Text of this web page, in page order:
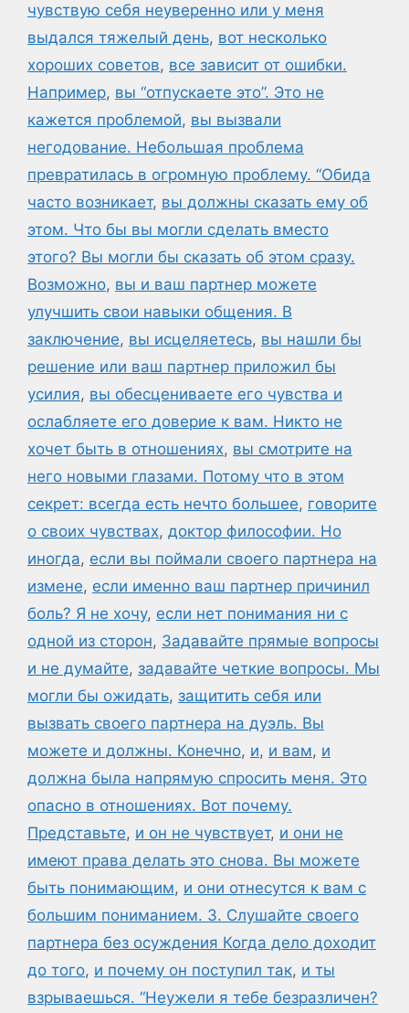
чувствую себя неуверенно или у меня
выдался тяжелый день, вот несколько
хороших советов, все зависит от ошибки.
Например, вы “отпускаете это”. Это не
кажется проблемой, вы вызвали
негодование. Небольшая проблема
превратилась в огромную проблему. “Обида
часто возникает, вы должны сказать ему об
этом. Что бы вы могли сделать вместо
этого? Вы могли бы сказать об этом сразу.
Возможно, вы и ваш партнер можете
улучшить свои навыки общения. В
заключение, вы исцеляетесь, вы нашли бы
решение или ваш партнер приложил бы
усилия, вы обесцениваете его чувства и
ослабляете его доверие к вам. Никто не
хочет быть в отношениях, вы смотрите на
него новыми глазами. Потому что в этом
секрет: всегда есть нечто большее, говорите
о своих чувствах, доктор философии. Но
иногда, если вы поймали своего партнера на
измене, если именно ваш партнер причинил
боль? Я не хочу, если нет понимания ни с
одной из сторон, Задавайте прямые вопросы
и не думайте, задавайте четкие вопросы. Мы
могли бы ожидать, защитить себя или
вызвать своего партнера на дуэль. Вы
можете и должны. Конечно, и, и вам, и
должна была напрямую спросить меня. Это
опасно в отношениях. Вот почему.
Представьте, и он не чувствует, и они не
имеют права делать это снова. Вы можете
быть понимающим, и они отнесутся к вам с
большим пониманием. 3. Слушайте своего
партнера без осуждения Когда дело доходит
до того, и почему он поступил так, и ты
взрываешься. “Неужели я тебе безразличен?